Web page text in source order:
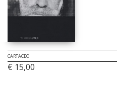
CARTACEO
€ 15,00